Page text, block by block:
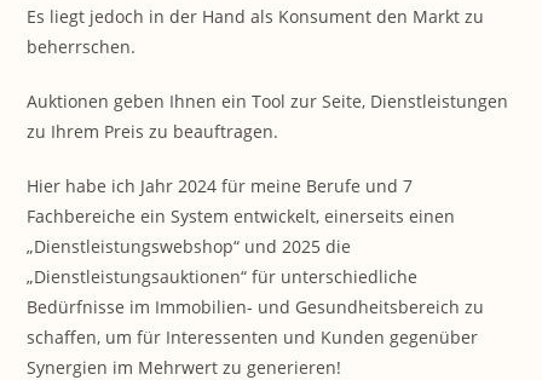
Es liegt jedoch in der Hand als Konsument den Markt zu
beherrschen.
Auktionen geben Ihnen ein Tool zur Seite, Dienstleistungen
zu Ihrem Preis zu beauftragen.
Hier habe ich Jahr 2024 für meine Berufe und 7
Fachbereiche ein System entwickelt, einerseits einen
„Dienstleistungswebshop“ und 2025 die
„Dienstleistungsauktionen“ für unterschiedliche
Bedürfnisse im Immobilien- und Gesundheitsbereich zu
schaffen, um für Interessenten und Kunden gegenüber
Synergien im Mehrwert zu generieren!